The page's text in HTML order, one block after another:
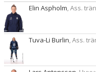
Elin Aspholm, Ass.
Tuva-Li Burlin, Ass.